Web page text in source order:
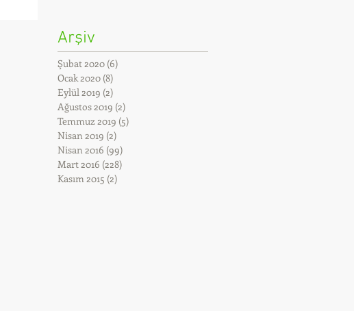
Arşiv
Şubat 2020 (6)
Ocak 2020 (8)
Eylül 2019 (2)
Ağustos 2019 (2)
Temmuz 2019 (5)
Nisan 2019 (2)
Nisan 2016 (99)
Mart 2016 (228)
Kasım 2015 (2)